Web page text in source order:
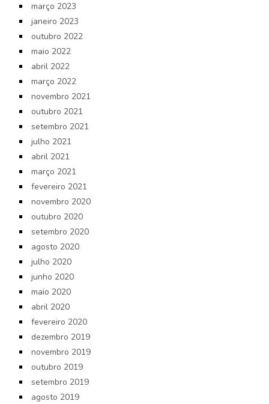
março 2023
janeiro 2023
outubro 2022
maio 2022
abril 2022
março 2022
novembro 2021
outubro 2021
setembro 2021
julho 2021
abril 2021
março 2021
fevereiro 2021
novembro 2020
outubro 2020
setembro 2020
agosto 2020
julho 2020
junho 2020
maio 2020
abril 2020
fevereiro 2020
dezembro 2019
novembro 2019
outubro 2019
setembro 2019
agosto 2019